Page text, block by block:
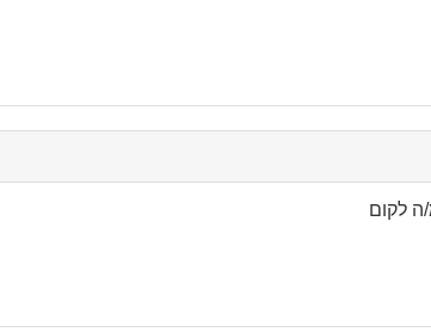
ה לקום